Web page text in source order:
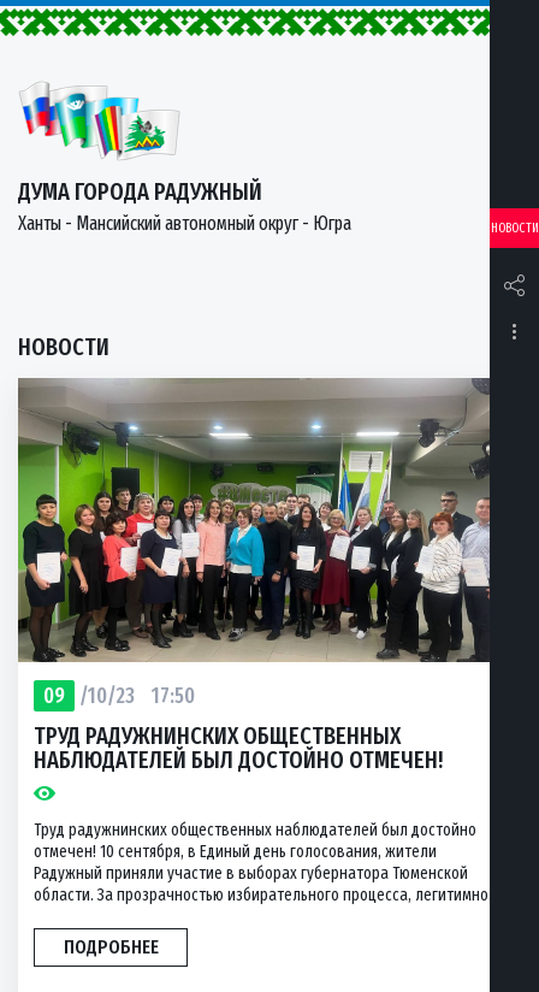
ДУМА ГОРОДА РАДУЖНЫЙ
Ханты - Мансийский автономный округ - Югра НОВОСТИ
НОВОСТИ
09 /10/23 17:50
ТРУД РАДУЖНИНСКИХ ОБЩЕСТВЕННЫХ
НАБЛЮДАТЕЛЕЙ БЫЛ ДОСТОЙНО ОТМЕЧЕН!
Труд радужнинских общественных наблюдателей был достойно
отмечен! 10 сентября, в Единый день голосования, жители
Радужный приняли участие в выборах губернатора Тюменской
области. За прозрачностью избирательного процесса, легитимно...
ПОДРОБНЕЕ